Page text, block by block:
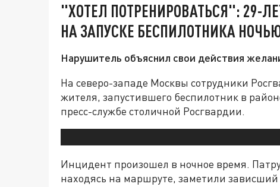
"ХОТЕЛ ПОТРЕНИРОВАТЬСЯ": 29-
НА ЗАПУСКЕ БЕСПИЛОТНИКА
Нарушитель объяснил свои действия
На северо-западе Москвы сотрудники
жителя, запустившего беспилотник в
пресс-службе столичной Росгвардии.
Инцидент произошел в ночное время.
находясь на маршруте, заметили